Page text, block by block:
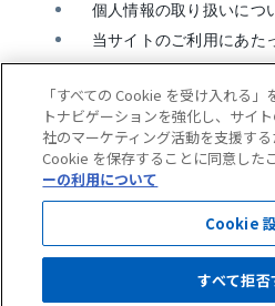
個人情報の取り扱いにつ
当サイトのご利用にあた
クッキーの利用について
ソーシャルメディア公式
ウェブアクセシビリティ
© OMRON CorporationAll
「すべての Cookie を受け入れる
トナビゲーションを強化し、サイ
社のマーケティング活動を支援す
Cookie を保存することに同意した
ーの利用について
Cookie
すべて拒否